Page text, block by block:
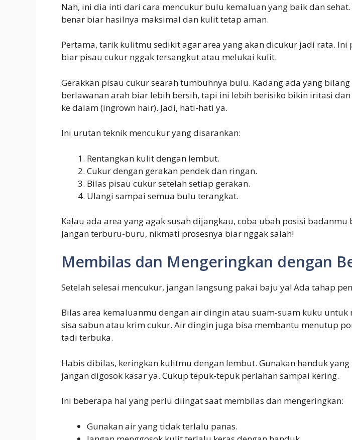
Nah, ini dia inti dari cara mencukur bulu kemaluan yang baik dan
benar biar hasilnya maksimal dan kulit tetap aman.
Pertama, tarik kulitmu sedikit agar area yang akan dicukur jadi rata. Ini
biar pisau cukur nggak tersangkut atau melukai kulit.
Gerakkan pisau cukur searah tumbuhnya bulu. Kadang ada yang
berlawanan arah biar lebih bersih, tapi ini lebih berisiko bikin iritasi
ke dalam (ingrown hair). Jadi, hati-hati ya.
Ini urutan teknik mencukur yang disarankan:
Rentangkan kulit dengan lembut.
Cukur dengan gerakan pendek dan ringan.
Bilas pisau cukur setelah setiap gerakan.
Ulangi sampai semua bulu terangkat.
Kalau ada area yang agak susah dijangkau, coba ubah posisi
Jangan terburu-buru, nikmati prosesnya biar nggak salah!
Membilas dan Mengeringkan dengan
Setelah selesai mencukur, jangan langsung pakai baju ya! Ada tahap
Bilas area kemaluanmu dengan air dingin atau suam-suam kuku untuk
sisa sabun atau krim cukur. Air dingin juga bisa membantu menutup
tadi terbuka.
Habis dibilas, keringkan kulitmu dengan lembut. Gunakan handuk
jangan digosok kasar ya. Cukup tepuk-tepuk perlahan sampai kering.
Ini beberapa hal yang perlu diingat saat membilas dan mengeringkan:
Gunakan air yang tidak terlalu panas.